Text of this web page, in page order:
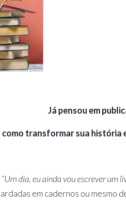
Já pensou em
como transformar sua história
“Um dia, eu ainda vou escrever um
em cadernos ou mesmo